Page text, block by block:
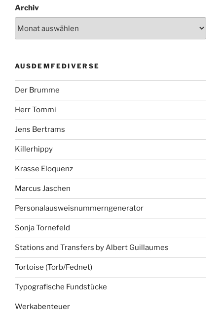
Archiv
AUSDEMFEDIVERSE
Der Brumme
Herr Tommi
Jens Bertrams
Killerhippy
Krasse Eloquenz
Marcus Jaschen
Personalausweisnummerngenerator
Sonja Tornefeld
Stations and Transfers by Albert Guillaumes
Tortoise (Torb/Fednet)
Typografische Fundstücke
Werkabenteuer